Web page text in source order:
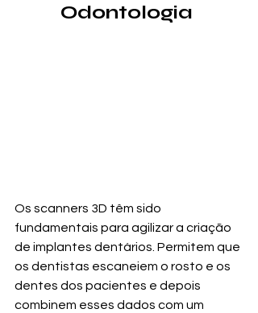
Odontologia
Os scanners 3D têm sido
fundamentais para agilizar a criação
de implantes dentários. Permitem que
os dentistas escaneiem o rosto e os
dentes dos pacientes e depois
combinem esses dados com um